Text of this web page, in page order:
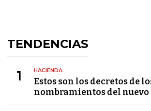
TENDENCIAS
1 HACIENDA
Estos son los decretos de
nombramientos del